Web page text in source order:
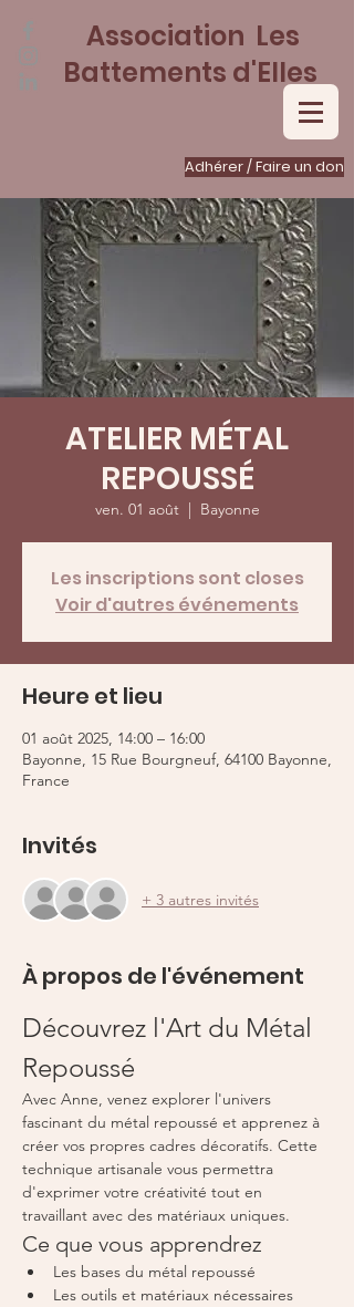
Adhérer / Faire un don
Association Les
Battements d'Elles
ATELIER MÉTAL
REPOUSSÉ
ven. 01 août
  |
Bayonne
Les inscriptions sont closes
Voir d'autres événements
Heure et lieu
01 août 2025, 14:00 – 16:00
Bayonne, 15 Rue Bourgneuf, 64100 Bayonne,
France
Invités
+ 3 autres invités
À propos de l'événement
Découvrez l'Art du Métal
Repoussé
Avec Anne, venez explorer l'univers
fascinant du métal repoussé et apprenez à
créer vos propres cadres décoratifs. Cette
technique artisanale vous permettra
d'exprimer votre créativité tout en
travaillant avec des matériaux uniques.
Ce que vous apprendrez
Les bases du métal repoussé
Les outils et matériaux nécessaires